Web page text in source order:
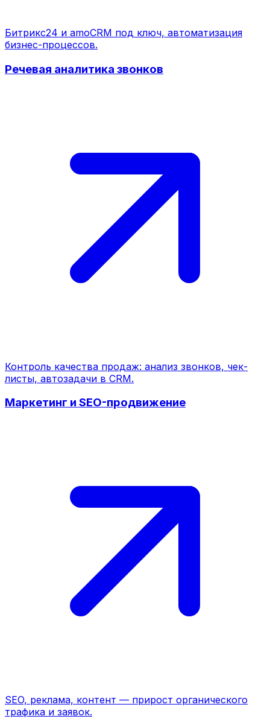
Битрикс24 и amoCRM под ключ, автоматизация
бизнес-процессов.
Речевая аналитика звонков
Контроль качества продаж: анализ звонков, чек-
листы, автозадачи в CRM.
Маркетинг и SEO-продвижение
SEO, реклама, контент — прирост органического
трафика и заявок.